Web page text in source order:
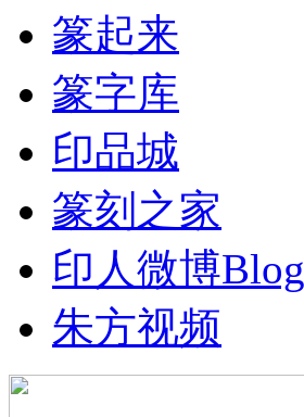
篆起来
篆字库
印品城
篆刻之家
印人微博Blog
朱方视频